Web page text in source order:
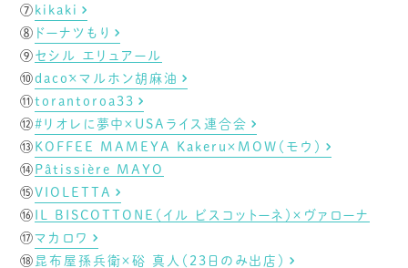
⑦ kikaki
⑧ ドーナツもり
⑨ セシル エリュアール
⑩dacō×マルホン胡麻油
⑪torantoroa33
⑫#リオレに夢中×USAライス連合会
⑬ KOFFEE MAMEYA Kakeru×MOW（モウ）
⑭ Pâtissière MAYO
⑮VIOLETTA
⑯
IL BISCOTTONE（イル ビスコットーネ）×ヴァローナ
⑰マカロワ
⑱ 昆布屋孫兵衛×硲 真人（23日のみ出店）